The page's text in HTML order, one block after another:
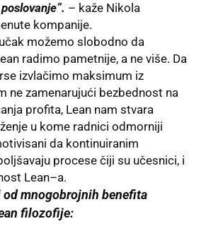
– kaže Nikola
kompanije.
možemo slobodno da
radimo pametnije, a ne više. Da
izvlačimo maksimum iz
ne zamenarujući bezbednost na
profita, Lean nam stvara
u kome radnici odmorniji
da kontinuiranim
procese čiji su učesnici, i
Lean–a.
od mnogobrojnih benefita
filozofije: